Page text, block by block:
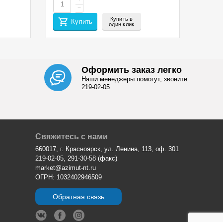
−
Купить
Купить в
один клик
Оформить заказ легко
Наши менеджеры помогут, звоните
219-02-05
Свяжитесь с нами
660017, г. Красноярск, ул. Ленина, 113, оф. 301
219-02-05, 291-30-58 (факс)
market@azimut-nt.ru
ОГРН: 1032402946509
Обратная связь